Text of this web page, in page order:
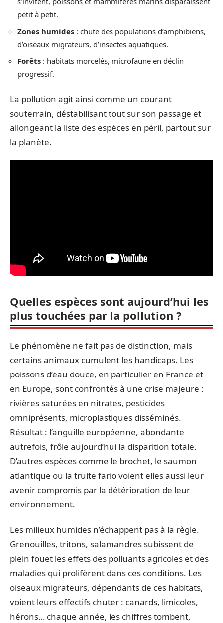
petit à petit.
Zones humides : chute des populations d’amphibiens,
d’oiseaux migrateurs, d’insectes aquatiques.
Forêts : habitats morcelés, microfaune en déclin
progressif.
La pollution agit ainsi comme un courant
souterrain, déstabilisant tout sur son passage et
allongeant la liste des espèces en péril, partout sur
la planète.
Quelles espèces sont aujourd’hui les
plus touchées par la pollution ?
Le phénomène ne fait pas de distinction, mais
certains animaux cumulent les handicaps. Les
poissons d’eau douce, en particulier en France et
en Europe, sont confrontés à une crise majeure :
rivières saturées en nitrates, pesticides
omniprésents, microplastiques disséminés.
Résultat : l’anguille européenne, abondante
autrefois, frôle aujourd’hui la disparition totale.
D’autres espèces comme le brochet, le saumon
atlantique ou la truite fario voient elles aussi leur
avenir compromis par la détérioration de leur
environnement.
Les milieux humides n’échappent pas à la règle.
Grenouilles, tritons, salamandres subissent de
plein fouet les effets des polluants agricoles et des
maladies qui prolifèrent dans ces conditions. Les
oiseaux migrateurs, dépendants de ces habitats,
voient leurs effectifs chuter : canards, limicoles,
hérons… chaque année, les chiffres tombent,